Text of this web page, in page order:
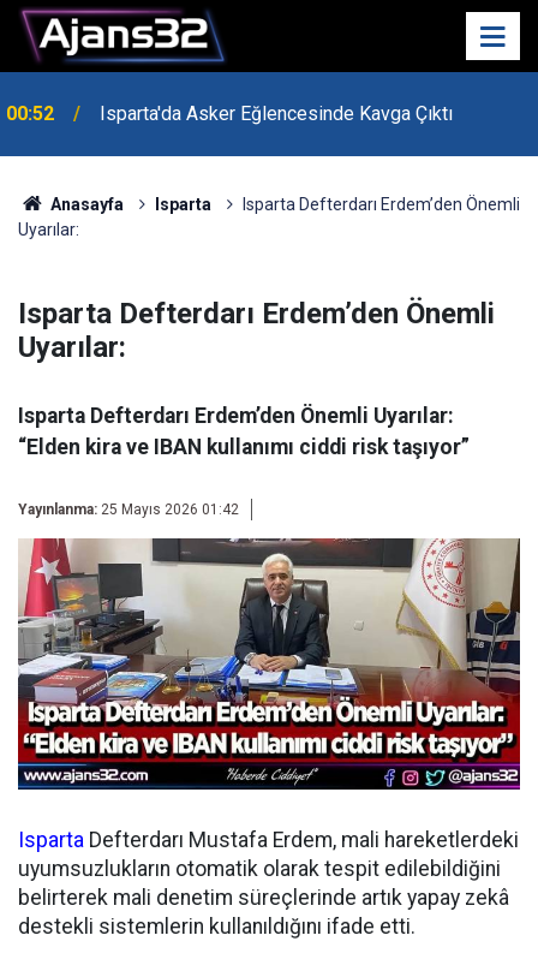
00:52 Isparta'da Asker Eğlencesinde Kavga Çıktı
Anasayfa Isparta
Isparta Defterdarı Erdem’den Önemli
Uyarılar:
Isparta Defterdarı Erdem’den Önemli
Uyarılar:
Isparta Defterdarı Erdem’den Önemli Uyarılar:
“Elden kira ve IBAN kullanımı ciddi risk taşıyor”
Yayınlanma: 25 Mayıs 2026 01:42
Isparta Defterdarı Mustafa Erdem, mali hareketlerdeki
uyumsuzlukların otomatik olarak tespit edilebildiğini
belirterek mali denetim süreçlerinde artık yapay zekâ
destekli sistemlerin kullanıldığını ifade etti.